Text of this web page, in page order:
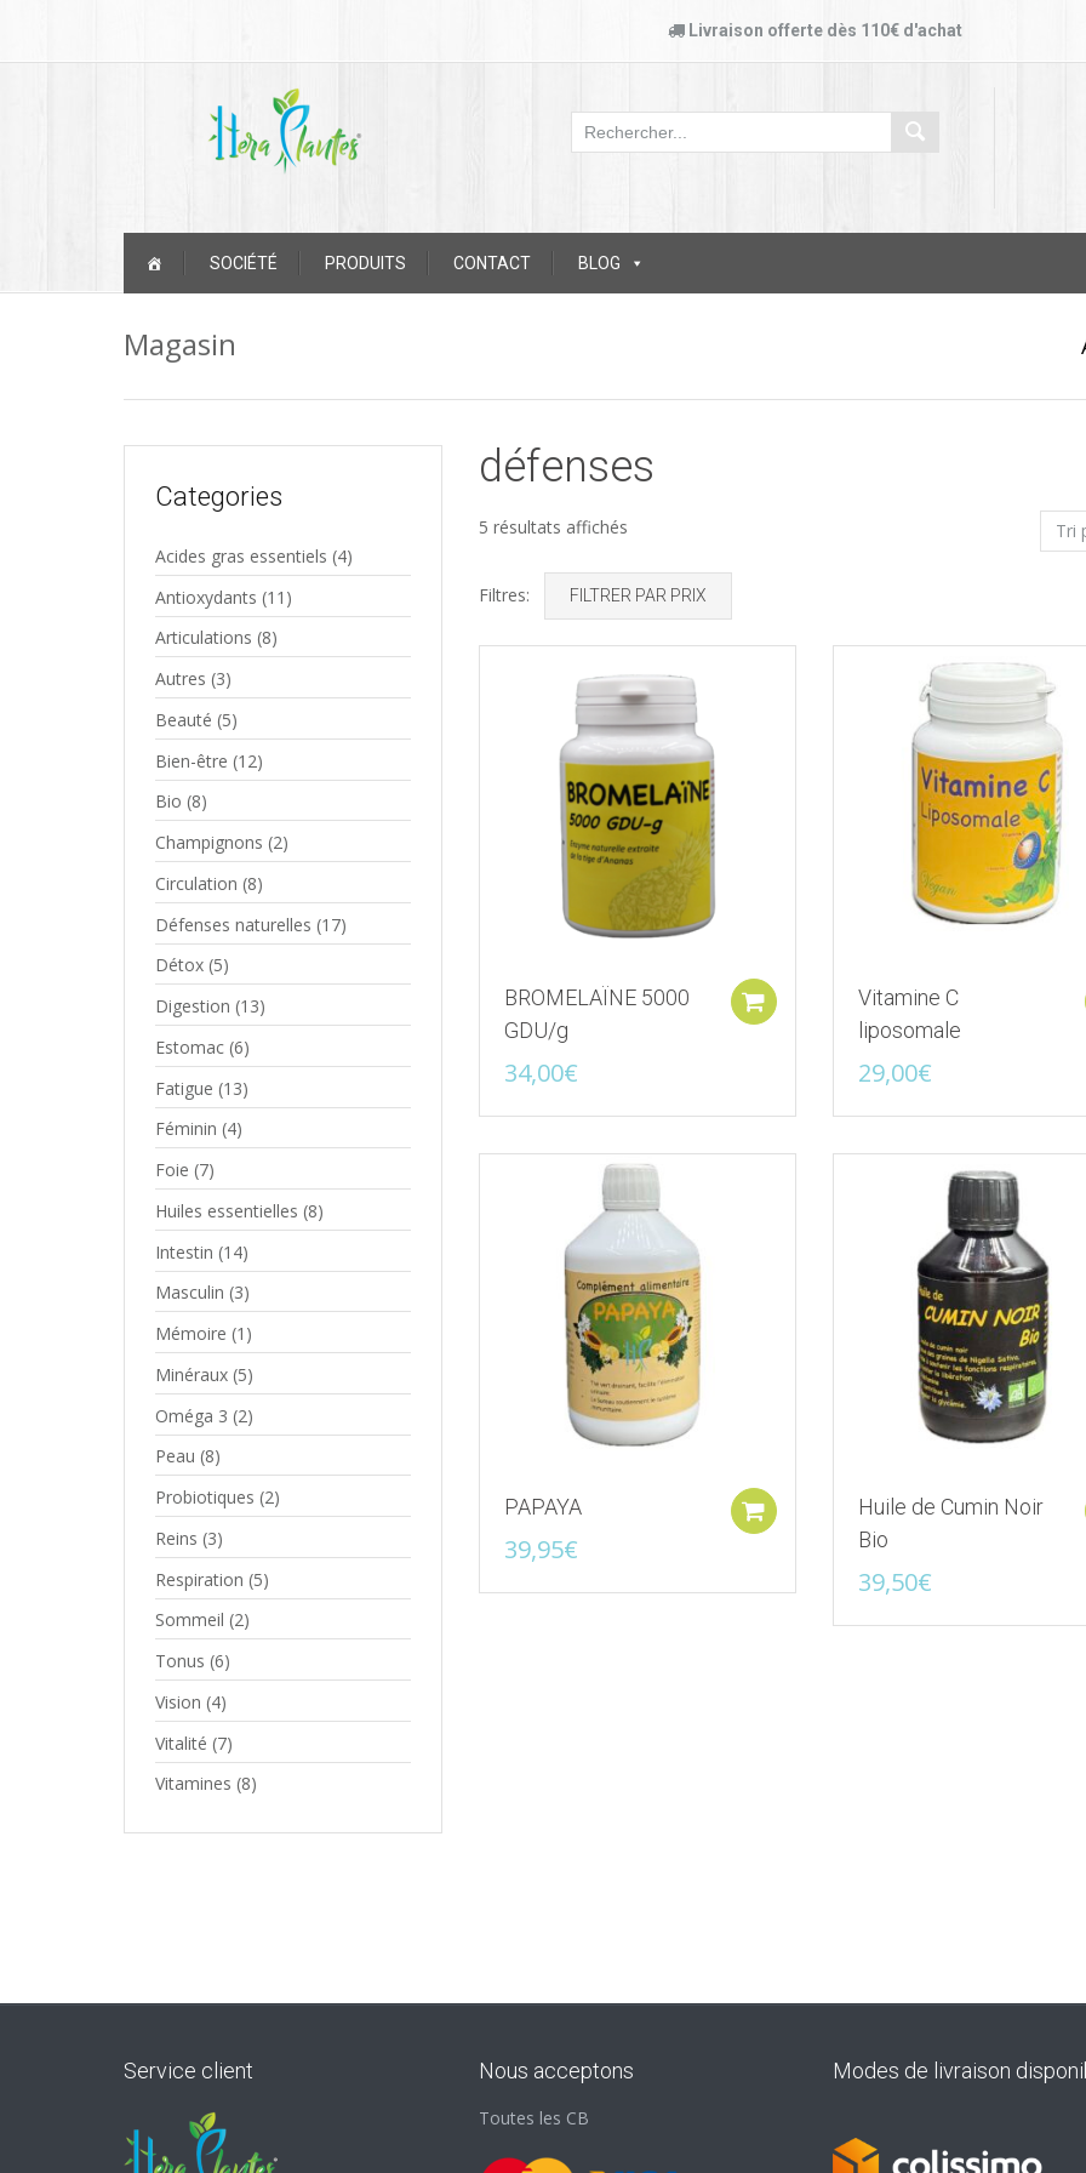
Livraison offerte dès 110€ d'achat
contenu
SOCIÉTÉ PRODUITS CONTACT BLOG
Magasin
défenses
5 résultats affichés
Filtres: FILTRER PAR PRIX
BROMELAÏNE 5000
GDU/g
34,00€
Ajouter au panier
Ajouter à la liste d'envies
Vitamine C
liposomale
29,00€
Ajouter à la liste
PAPAYA
39,95€
Ajouter au panier
Ajouter à la liste d'envies
Huile de Cumin Noir
Bio
39,50€
Ajouter à la liste
Categories
Acides gras essentiels (4)
Antioxydants (11)
Articulations (8)
Autres (3)
Beauté (5)
Bien-être (12)
Bio (8)
Champignons (2)
Circulation (8)
Défenses naturelles (17)
Détox (5)
Digestion (13)
Estomac (6)
Fatigue (13)
Féminin (4)
Foie (7)
Huiles essentielles (8)
Intestin (14)
Masculin (3)
Mémoire (1)
Minéraux (5)
Oméga 3 (2)
Peau (8)
Probiotiques (2)
Reins (3)
Respiration (5)
Sommeil (2)
Tonus (6)
Vision (4)
Vitalité (7)
Vitamines (8)
Service client Nous acceptons
Toutes les CB
Modes de livraison